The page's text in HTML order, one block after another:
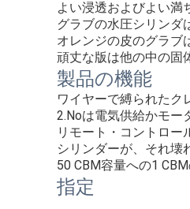
よい浸透およびよい満
グラブの水圧シリンダ
オレンジの皮のグラブ
頑丈な版は他の中の固
製品の機能
ワイヤーで縛られたク
2.Noは電気供給かモー
リモート・コントロー
シリンダーが、それ壊
50 CBM容量への1
指定